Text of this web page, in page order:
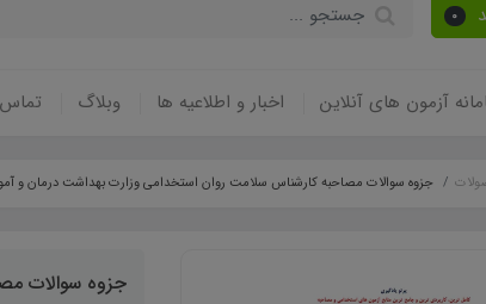
0
آزمون های آنلاین اخبار و اطلاعیه ها وبلاگ تماس
جزوه سوالات مصاحبه کارشناس سلامت روان استخدامی وزارت بهداشت درمان و
جزوه سوالات